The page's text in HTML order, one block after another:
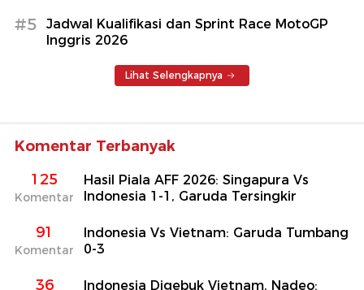
#5
Jadwal Kualifikasi dan Sprint Race MotoGP
Inggris 2026
Lihat Selengkapnya
Komentar Terbanyak
125
Komentar
Hasil Piala AFF 2026: Singapura Vs
Indonesia 1-1, Garuda Tersingkir
91
Komentar
Indonesia Vs Vietnam: Garuda Tumbang
0-3
36
Indonesia Digebuk Vietnam, Nadeo: